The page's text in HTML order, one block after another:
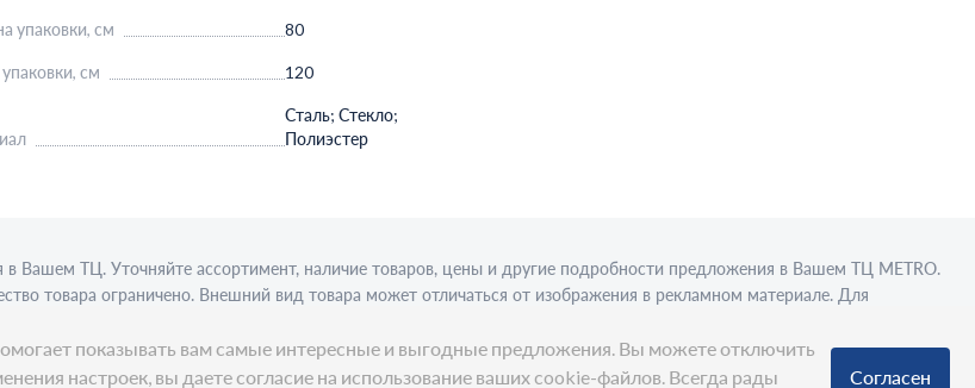
упаковки, см 80
см 120
Сталь; Стекло;
Полиэстер
в Вашем ТЦ. Уточняйте ассортимент, наличие товаров, цены и другие подробности предложения в Вашем ТЦ МЕТRО.
товара ограничено. Внешний вид товара может отличаться от изображения в рекламном материале. Для
показывать вам самые интересные и выгодные предложения. Вы можете отключить
настроек, вы даете согласие на использование ваших cookie-файлов. Всегда рады
Согласен